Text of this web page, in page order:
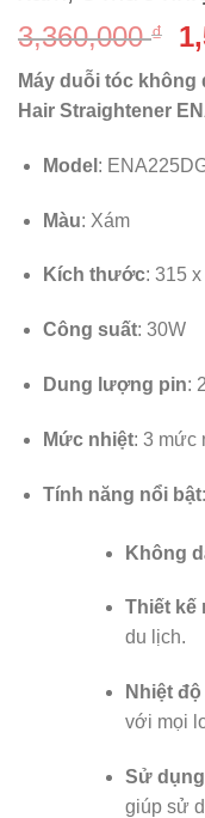
3,360,000₫
Máy duỗi tóc
Hair Straightener
Model :
Màu: Xám
Kích thước: 315
Công suất: 30W
Dung lượng pin:
Mức nhiệt: 3 mức
Tính năng nổi bật:
Không
Thiết kế
du lịch.
Nhiệt
với mọi
Sử
giúp sử